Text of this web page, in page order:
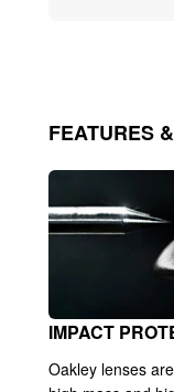
FEATURES
IMPACT
Oakley lenses